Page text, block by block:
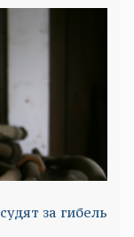
за гибель